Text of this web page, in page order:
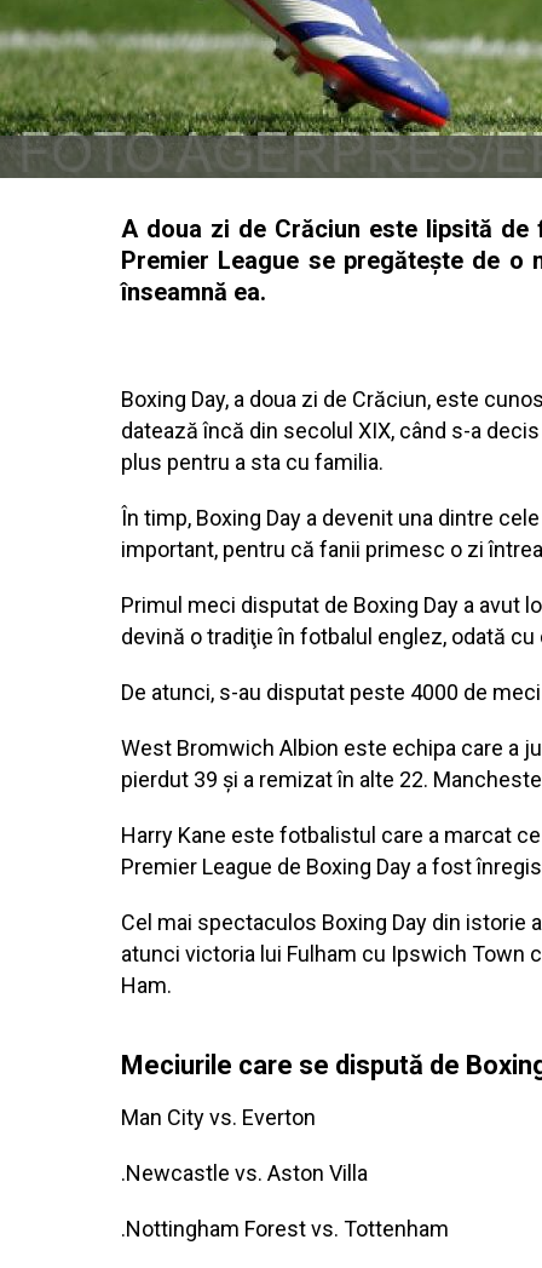
A doua zi de Crăciun este lipsită de
Premier League se pregăteşte de
înseamnă ea.
Boxing Day, a doua zi de Crăciun, este
datează încă din secolul XIX, când s-a
plus pentru a sta cu familia.
În timp, Boxing Day a devenit una dintre
important, pentru că fanii primesc o zi
Primul meci disputat de Boxing Day a avut
devină o tradiţie în fotbalul englez, odată
De atunci, s-au disputat peste 4000 de
West Bromwich Albion este echipa care a
pierdut 39 şi a remizat în alte 22.
Harry Kane este fotbalistul care a marcat
Premier League de Boxing Day a fost
Cel mai spectaculos Boxing Day din
atunci victoria lui Fulham cu Ipswich Town
Ham.
Meciurile care se dispută de
Man City vs. Everton
.Newcastle vs. Aston Villa
.Nottingham Forest vs. Tottenham